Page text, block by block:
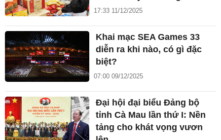
17:33 11/12/2025
Khai mạc SEA Games 33
diễn ra khi nào, có gì đặc
biệt?
07:00 09/12/2025
Đại hội đại biểu Đảng bộ
tỉnh Cà Mau lần thứ I: Nền
tảng cho khát vọng vươn